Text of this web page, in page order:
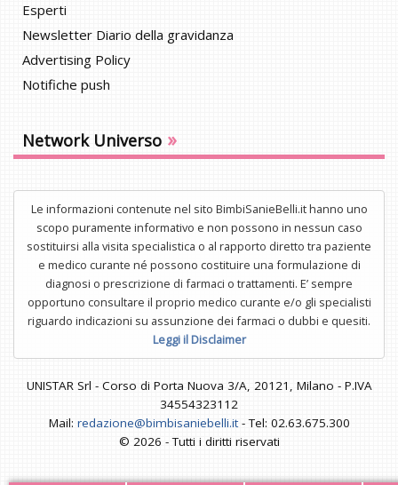
Esperti
Newsletter Diario della gravidanza
Advertising Policy
Notifiche push
Network Universo »
Le informazioni contenute nel sito BimbiSanieBelli.it hanno uno
scopo puramente informativo e non possono in nessun caso
sostituirsi alla visita specialistica o al rapporto diretto tra paziente
e medico curante né possono costituire una formulazione di
diagnosi o prescrizione di farmaci o trattamenti. E’ sempre
opportuno consultare il proprio medico curante e/o gli specialisti
riguardo indicazioni su assunzione dei farmaci o dubbi e quesiti.
Leggi il Disclaimer
UNISTAR Srl - Corso di Porta Nuova 3/A, 20121, Milano - P.IVA
34554323112
Mail: redazione@bimbisaniebelli.it- Tel: 02.63.675.300
© 2026 - Tutti i diritti riservati